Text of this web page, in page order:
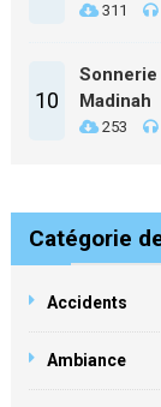
311
10
Sonnerie
Madinah
253
Catégorie
Accidents
Ambiance